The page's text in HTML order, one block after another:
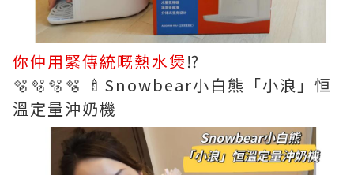
你仲用緊傳統嘅熱水煲⁉️
🫧🫧🫧🫧 🍼Snowbear小白熊「小浪」恒
溫定量沖奶機